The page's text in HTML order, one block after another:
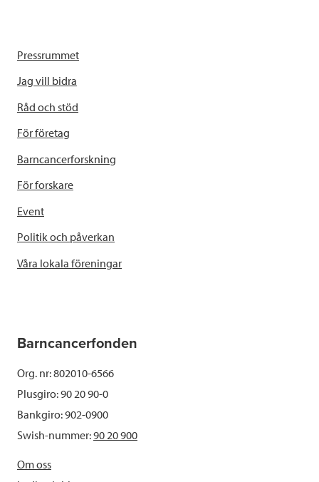
Pressrummet
Jag vill bidra
Råd och stöd
För företag
Barncancerforskning
För forskare
Event
Politik och påverkan
Våra lokala föreningar
Barncancerfonden
Org. nr: 802010-6566
Plusgiro: 90 20 90-0
Bankgiro: 902-0900
Swish-nummer:90 20 900
Om oss